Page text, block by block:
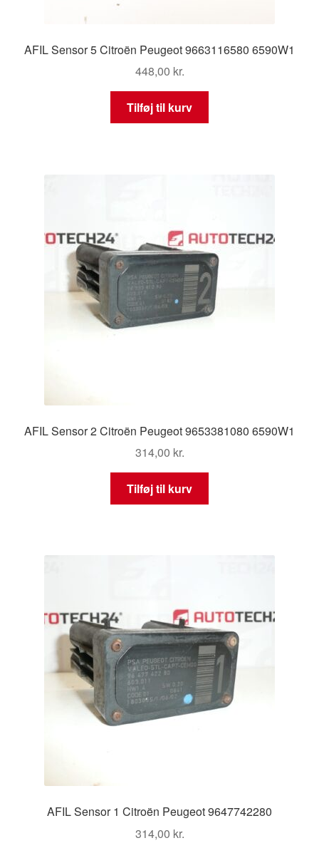
AFIL Sensor 5 Citroën Peugeot 9663116580 6590W1
448,00 kr.
Tilføj til kurv
AFIL Sensor 2 Citroën Peugeot 9653381080 6590W1
314,00 kr.
Tilføj til kurv
AFIL Sensor 1 Citroën Peugeot 9647742280
314,00 kr.